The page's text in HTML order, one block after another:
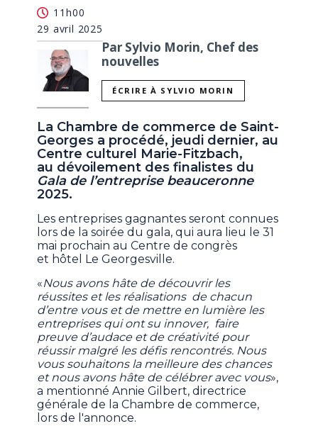
11h00
29 avril 2025
Par Sylvio Morin, Chef des
nouvelles
ÉCRIRE À SYLVIO MORIN
La Chambre de commerce de Saint-
Georges a procédé, jeudi dernier, au
Centre culturel Marie-Fitzbach,
au dévoilement des finalistes du
Gala de l’entreprise beauceronne
2025.
Les entreprises gagnantes seront connues
lors de la soirée du gala, qui aura lieu le 31
mai prochain au Centre de congrès
et hôtel Le Georgesville.
«Nous avons hâte de découvrir les
réussites et les réalisations de chacun
d’entre vous et de mettre en lumière les
entreprises qui ont su innover, faire
preuve d’audace et de créativité pour
réussir malgré les défis rencontrés. Nous
vous souhaitons la meilleure des chances
et nous avons hâte de célébrer avec vous»,
a mentionné Annie Gilbert, directrice
générale de la Chambre de commerce,
lors de l'annonce.